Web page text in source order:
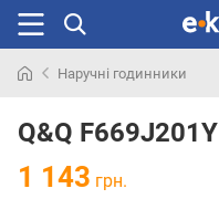
раніше
Наручні годинники
Q&Q F669J201Y
1 143 грн.